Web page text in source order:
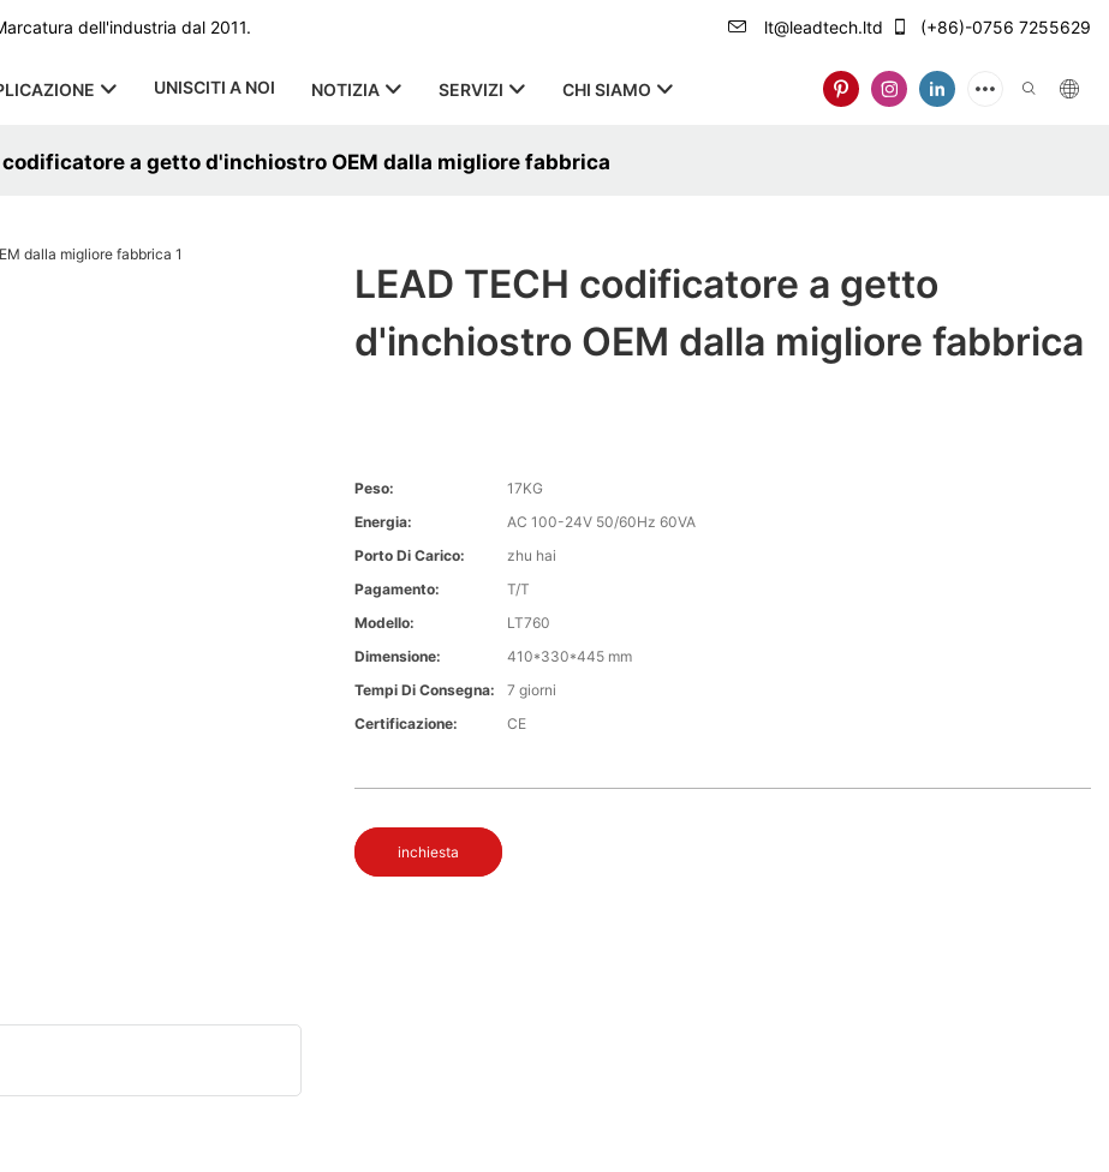
dell'industria dal 2011. lt@leadtech.ltd (+86)-0756 7255629
UNISCITI A NOI NOTIZIA SERVIZI CHI SIAMO
codificatore a getto d'inchiostro OEM dalla migliore fabbrica
LEAD TECH codificatore a getto
d'inchiostro OEM dalla migliore fabbrica
Peso:
17KG
Energia:
AC 100-24V 50/60Hz 60VA
Porto Di Carico:
zhu hai
Pagamento:
T/T
Modello:
LT760
Dimensione:
410*330*445 mm
Tempi Di Consegna:
7 giorni
Certificazione:
CE
inchiesta